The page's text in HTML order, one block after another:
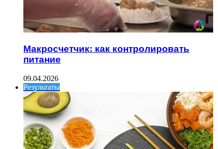
Макросчетчик: как контролировать
питание
09.04.2026
Результаты